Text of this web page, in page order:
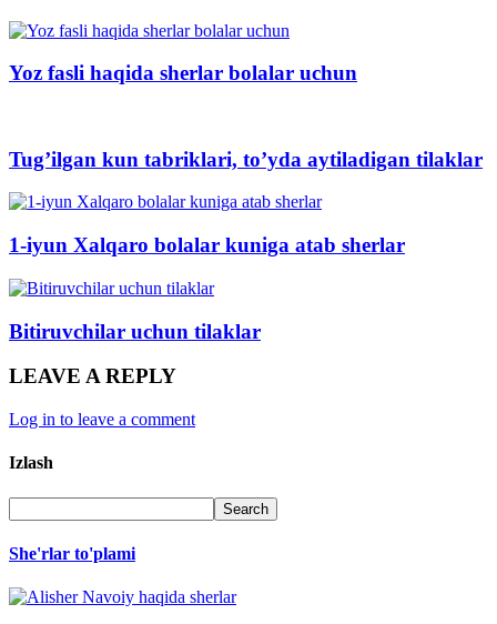
Yoz fasli haqida sherlar bolalar uchun
Tug’ilgan kun tabriklari, to’yda aytiladigan tilaklar
1-iyun Xalqaro bolalar kuniga atab sherlar
Bitiruvchilar uchun tilaklar
LEAVE A REPLY
Log in to leave a comment
Izlash
She'rlar to'plami